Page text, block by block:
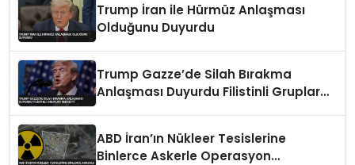
Trump İran ile Hürmüz Anlaşması
Olduğunu Duyurdu
Trump Gazze’de Silah Bırakma
Anlaşması Duyurdu Filistinli Gruplar
ABD İran’ın Nükleer Tesislerine
Binlerce Askerle Operasyon